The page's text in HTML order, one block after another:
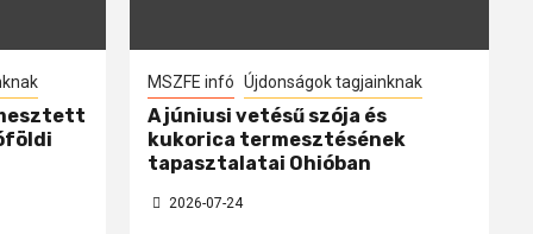
MSZFE infó Újdonságok tagjainknak
A júniusi vetésű szója és
kukorica termesztésének
tapasztalatai Ohióban
2026-07-24